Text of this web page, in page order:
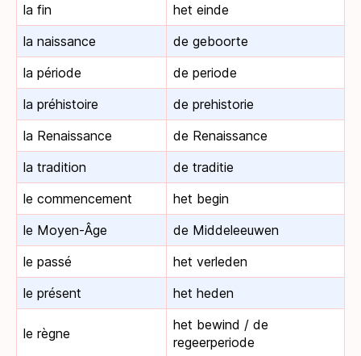
la fin
het einde
la naissance
de geboorte
la période
de periode
la préhistoire
de prehistorie
la Renaissance
de Renaissance
la tradition
de traditie
le commencement
het begin
le Moyen-Âge
de Middeleeuwen
le passé
het verleden
le présent
het heden
le règne
het bewind / de
regeerperiode